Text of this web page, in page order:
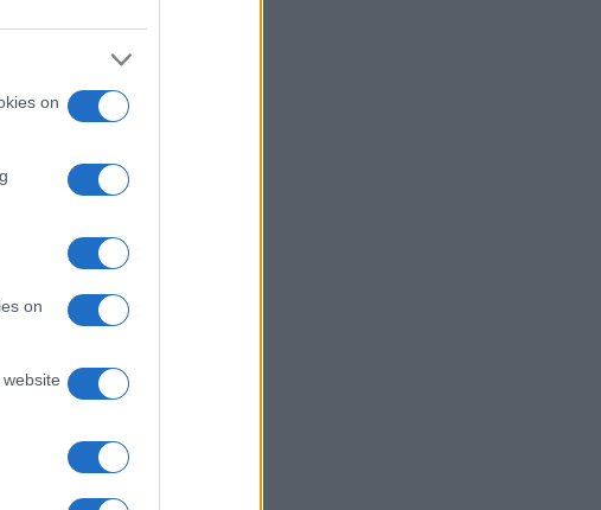
on
on
06/08/26 - 20:50
Συρία: Νεκροί και τραυματίες από
ΔΙΕΘΝΗ
Washington Post: Ο Τραμπ θέλει τον
Τζέι Ντι Βανς υποψήφιο για την
προεδρία το 2028
ΔΙΕΘΝΗ
Σλοβακία: Ιστορικό ρεκόρ ζέστης με
42,2 βαθμούς Κελσίου
06/08/26 - 20:03
Τεχεράνη προς χώρες του Κόλπου: